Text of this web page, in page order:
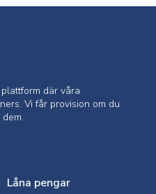
plattform där våra
Vi får provision om du
Låna pengar